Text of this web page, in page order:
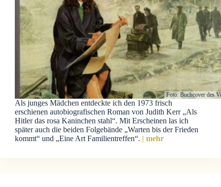
Foto: Buchcover des
Als junges Mädchen entdeckte ich den 1973 frisch
erschienen autobiografischen Roman von Judith Kerr „Als
Hitler das rosa Kaninchen stahl“. Mit Erscheinen las ich
später auch die beiden Folgebände „Warten bis der Frieden
kommt“ und „Eine Art Familientreffen“. | mehr